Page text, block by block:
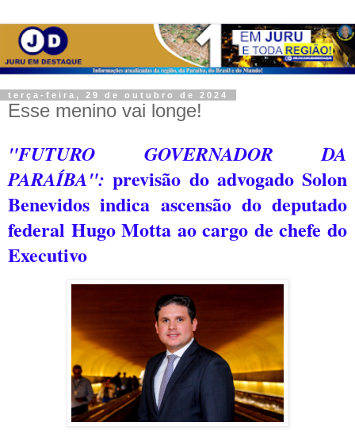
terça-feira, 29 de outubro de 2024
Esse menino vai longe!
"FUTURO GOVERNADOR DA
PARAÍBA": previsão do advogado Solon
Benevidos indica ascensão do deputado
federal Hugo Motta ao cargo de chefe do
Executivo